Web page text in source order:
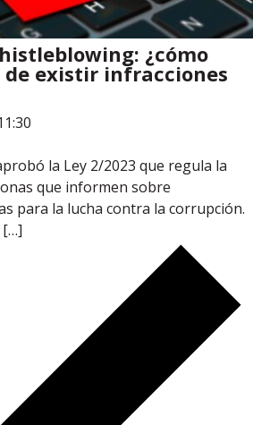
¿cómo
de existir infracciones
la Ley 2/2023 que regula la
que informen sobre
para la lucha contra la corrupción.
[…]